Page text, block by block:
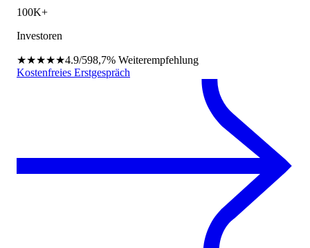
100K+
Investoren
★★★★★4.9/598,7% Weiterempfehlung
Kostenfreies Erstgespräch